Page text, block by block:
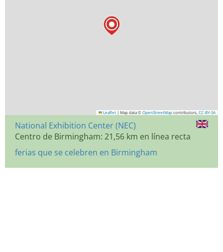
Leaflet | Map data © OpenStreetMap contributors, CC-BY-SA
National Exhibition Center (NEC)
Centro de Birmingham: 21,56 km en línea recta
ferias que se celebren en Birmingham